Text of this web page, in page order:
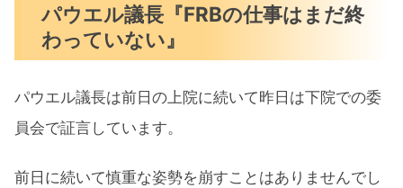
パウエル議長『FRBの仕事はまだ終
わっていない』
パウエル議長は前日の上院に続いて昨日は下院での委
員会で証言しています。
前日に続いて慎重な姿勢を崩すことはありませんでし